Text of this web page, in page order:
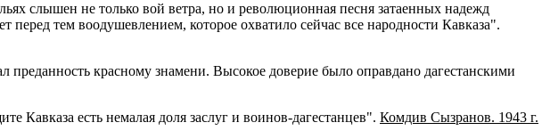
слышен не только вой ветра, но и революционная песня затаенных надежд
тем воодушевлением, которое охватило сейчас все народности Кавказа".
красному знамени. Высокое доверие было оправдано дагестанскими
Кавказа есть немалая доля заслуг и воинов-дагестанцев". Комдив Сызранов. 1943 г.